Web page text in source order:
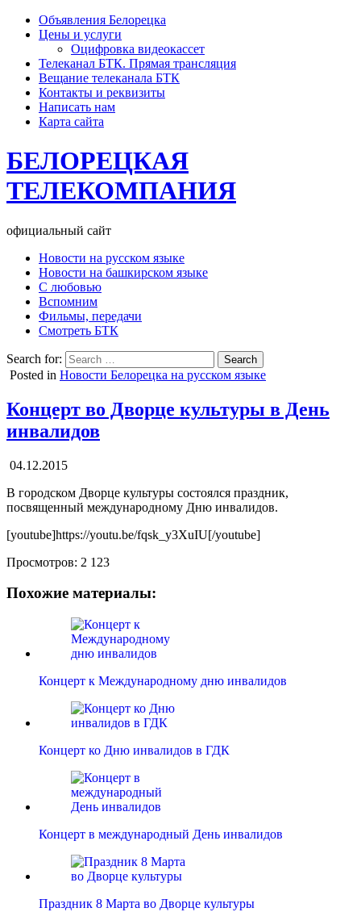
Объявления Белорецка
Цены и услуги
Оцифровка видеокассет
Телеканал БТК. Прямая трансляция
Вещание телеканала БТК
Контакты и реквизиты
Написать нам
Карта сайта
БЕЛОРЕЦКАЯ
ТЕЛЕКОМПАНИЯ
официальный сайт
Новости на русском языке
Новости на башкирском языке
С любовью
Вспомним
Фильмы, передачи
Смотреть БТК
Search for:
Posted in Новости Белорецка на русском языке
Концерт во Дворце культуры в День
инвалидов
04.12.2015
В городском Дворце культуры состоялся праздник,
посвященный международному Дню инвалидов.
[youtube]https://youtu.be/fqsk_y3XuIU[/youtube]
Просмотров: 2 123
Похожие материалы:
Концерт к Международному дню инвалидов
Концерт ко Дню инвалидов в ГДК
Концерт в международный День инвалидов
Праздник 8 Марта во Дворце культуры